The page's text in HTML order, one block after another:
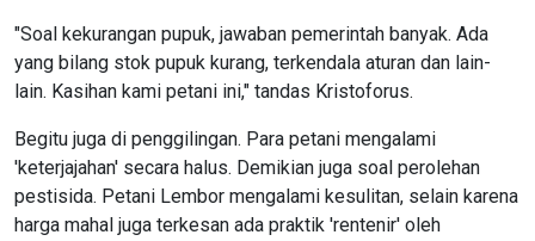
"Soal kekurangan pupuk, jawaban pemerintah banyak. Ada
yang bilang stok pupuk kurang, terkendala aturan dan lain-
lain. Kasihan kami petani ini," tandas Kristoforus.
Begitu juga di penggilingan. Para petani mengalami
'keterjajahan' secara halus. Demikian juga soal perolehan
pestisida. Petani Lembor mengalami kesulitan, selain karena
harga mahal juga terkesan ada praktik 'rentenir' oleh